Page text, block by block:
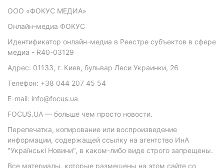
ООО «ФОКУС МЕДИА»
Онлайн-медиа ФОКУС
Идентификатор онлайн-медиа в Реестре субъектов в сфере
медиа - R40-03129
Адрес: 01133, г. Киев, бульвар Леси Украинки, 26
Телефон: +38 044 207 45 54
E-mail: info@focus.ua
FOCUS.UA — больше чем просто новости.
Перепечатка, копирование или воспроизведение
информации, содержащей ссылку на агентство ИнА
"Українські Новини", в каком-либо виде строго запрещены.
Все материалы, которые размещены на этом сайте со